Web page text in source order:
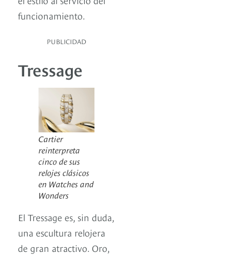
funcionamiento.
PUBLICIDAD
Tressage
Cartier
reinterpreta
cinco de sus
relojes clásicos
en Watches and
Wonders
El Tressage es, sin duda,
una escultura relojera
de gran atractivo. Oro,